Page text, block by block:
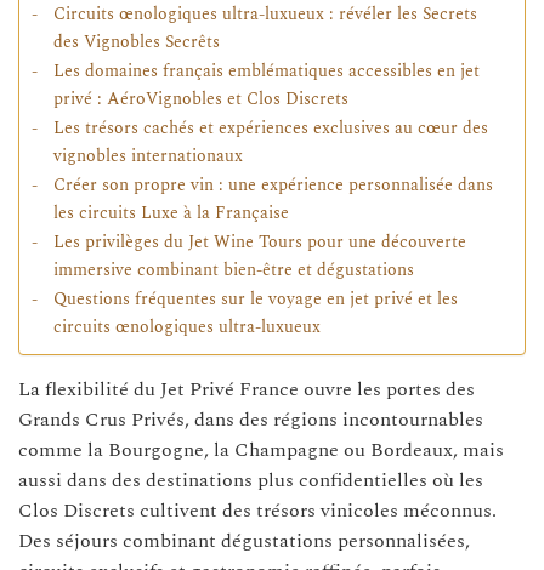
Circuits œnologiques ultra-luxueux : révéler les Secrets
des Vignobles Secrêts
Les domaines français emblématiques accessibles en jet
privé : AéroVignobles et Clos Discrets
Les trésors cachés et expériences exclusives au cœur des
vignobles internationaux
Créer son propre vin : une expérience personnalisée dans
les circuits Luxe à la Française
Les privilèges du Jet Wine Tours pour une découverte
immersive combinant bien-être et dégustations
Questions fréquentes sur le voyage en jet privé et les
circuits œnologiques ultra-luxueux
La flexibilité du Jet Privé France ouvre les portes des
Grands Crus Privés, dans des régions incontournables
comme la Bourgogne, la Champagne ou Bordeaux, mais
aussi dans des destinations plus confidentielles où les
Clos Discrets cultivent des trésors vinicoles méconnus.
Des séjours combinant dégustations personnalisées,